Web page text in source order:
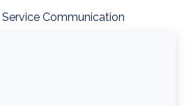
Service Communication